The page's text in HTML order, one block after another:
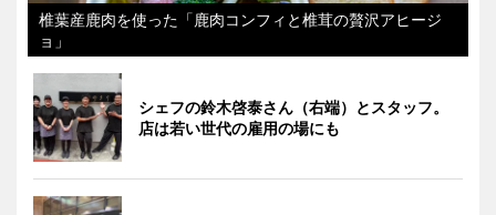
椎葉産鹿肉を使った「鹿肉コンフィと椎茸の贅沢アヒージ
ョ」
シェフの鈴木啓泰さん（右端）とスタッフ。
店は若い世代の雇用の場にも